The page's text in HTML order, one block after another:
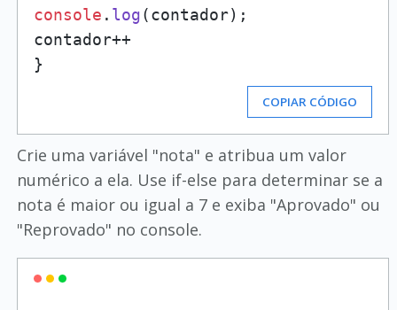
console . log(contador);
contador++
COPIAR CÓDIGO
Crie uma variável "nota" e atribua um valor
numérico a ela. Use if-else para determinar se a
nota é maior ou igual a 7 e exiba "Aprovado" ou
"Reprovado" no console.